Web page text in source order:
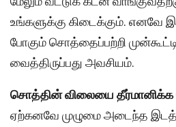
உங்களுக்கு கிடைக்கும். எனவே
போகும் சொத்தைப்பற்றி
வைத்திருப்பது அவசியம்.
சொத்தின் விலையை
ஏற்கனவே முழுமை அடைந்த